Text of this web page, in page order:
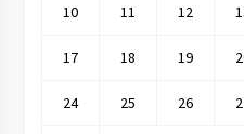
10 11 12
17 18 19
24 25 26